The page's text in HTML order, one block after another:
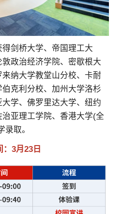
剑桥大学、帝国理工大
政治经济学院、密歇根大
纳大学教堂山分校、卡耐
克利分校、加州大学洛杉
学、佛罗里达大学、纽约
亚理工学院、香港大学(全
取。
3月23日